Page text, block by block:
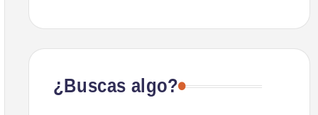
¿Buscas algo?